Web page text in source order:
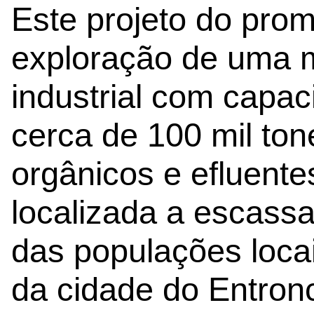
Este projeto do
exploração de uma
industrial com
cerca de 100 mil
orgânicos e
localizada a
das populações
da cidade do